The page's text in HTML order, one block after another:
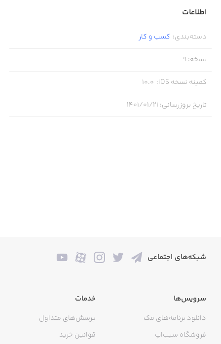
• رابط کاربری ساده
و Google Drive
اطلاعات
دسته‌بندی: کسب‌ و ‌کار
نسخه:
9
کمینه نسخه iOS :
10.0
تاریخ بروزرسانی: ۱۴۰۱/۰۱/۲۱
شبکه‌های اجتماعی
سرویس‌ها
دانلود برنامه‌های مک
فروشگاه سیب‌اپ
خدمات
پرسش‌های متداول
قوانین خرید